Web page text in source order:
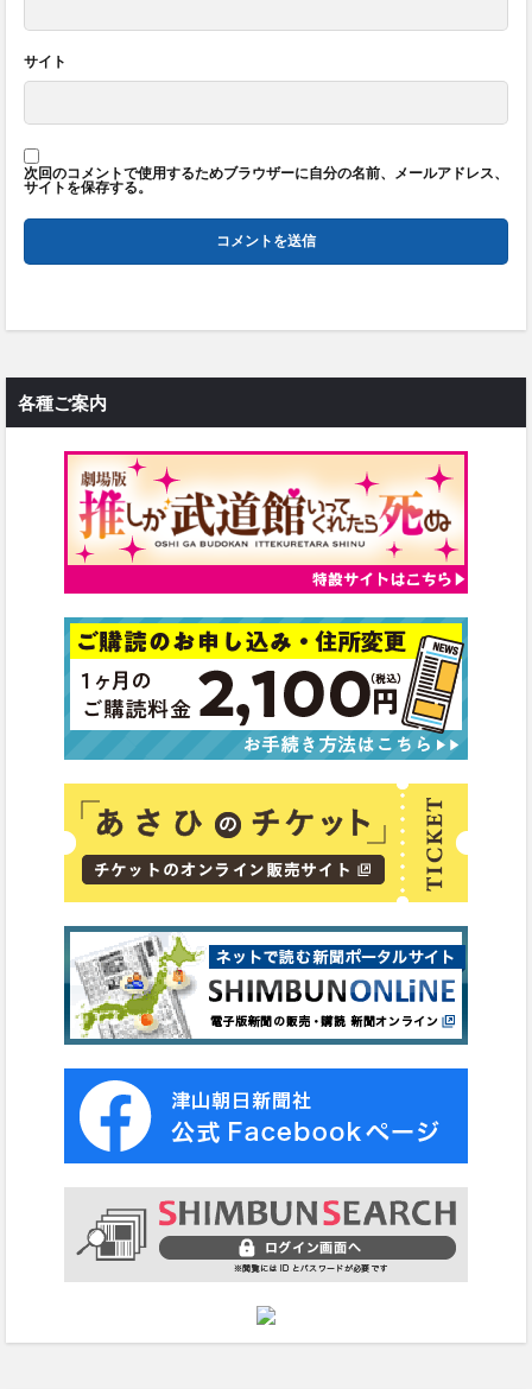
サイト
次回のコメントで使用するためブラウザーに自分の名前、メールアドレス、
サイトを保存する。
各種ご案内